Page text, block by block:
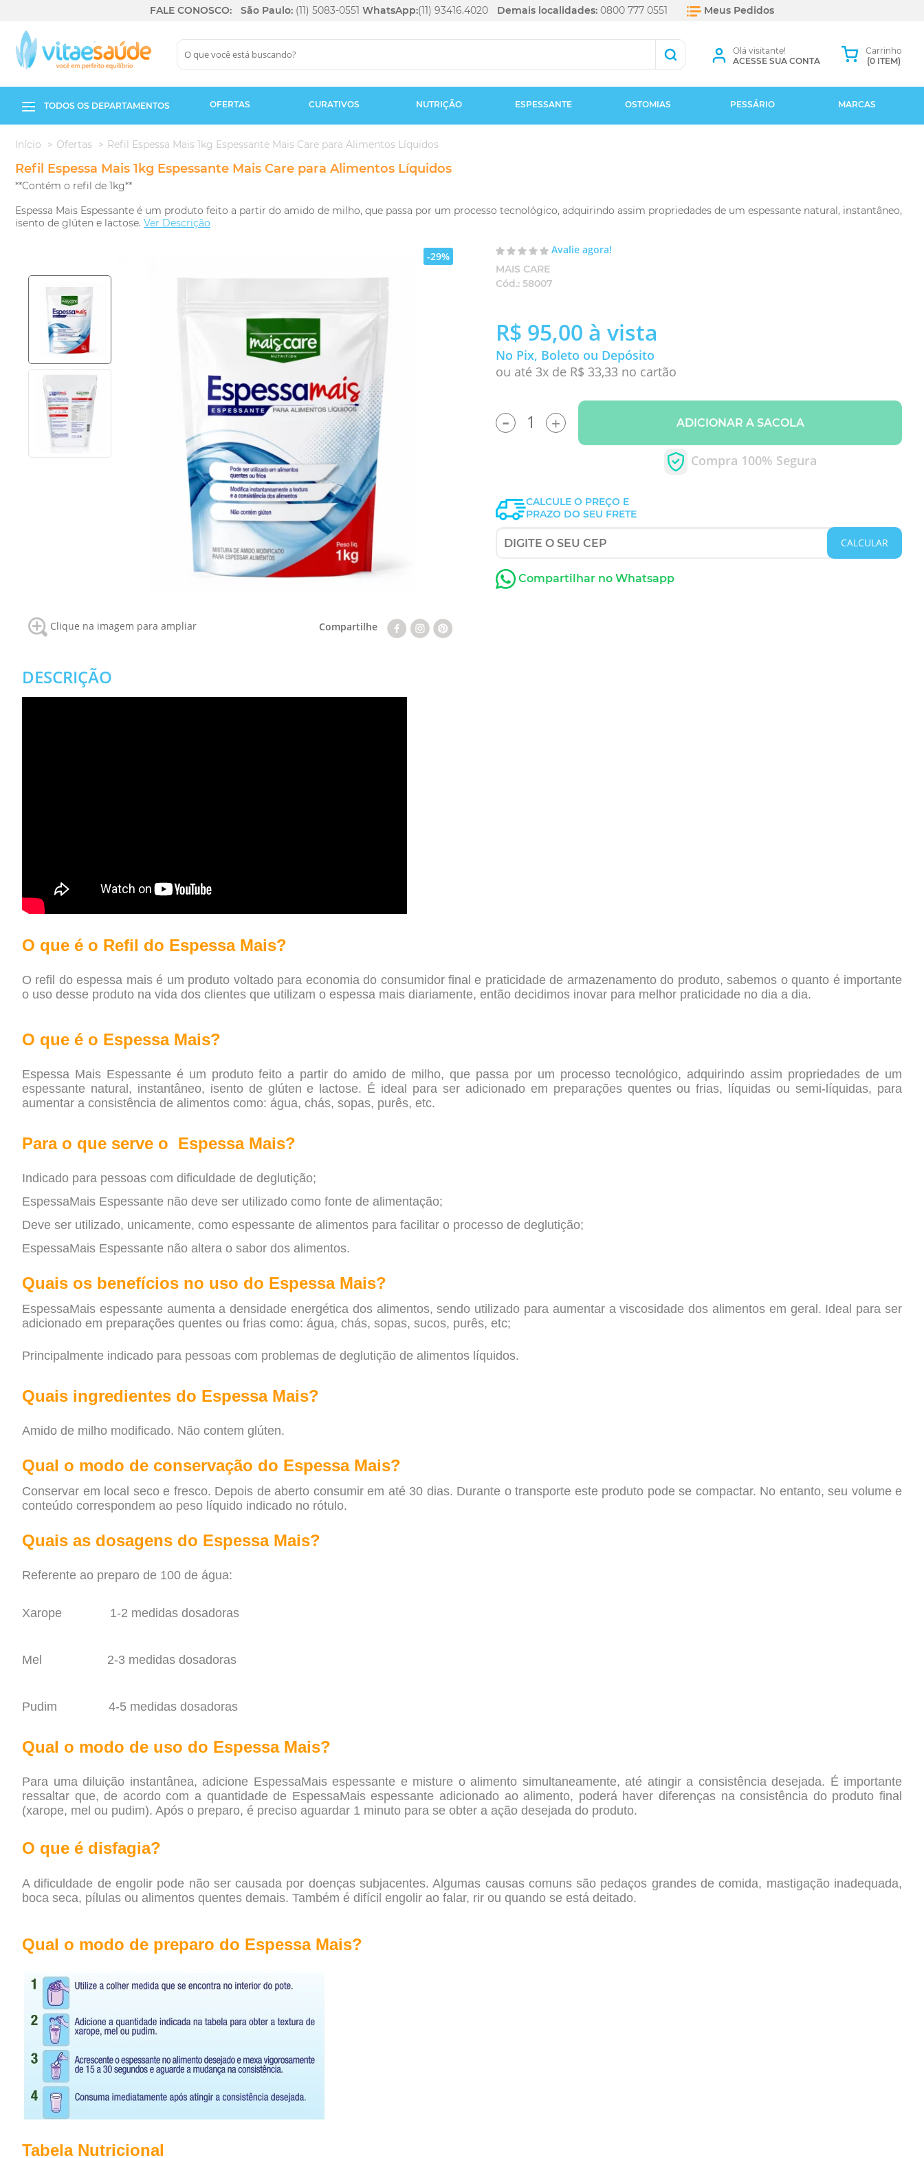
FALE CONOSCO: São Paulo: (11) 5083-0551 WhatsApp:(11) 93416.4020 Demais localidades: 0800 777 0551 Meus Pedidos
Olá visitante!
ACESSE SUA CONTA
Carrinho
(0 ITEM)
TODOS OS DEPARTAMENTOS OFERTAS CURATIVOS NUTRIÇÃO ESPESSANTE OSTOMIAS PESSÁRIO MARCAS
Início Ofertas Refil Espessa Mais 1kg Espessante Mais Care para Alimentos Líquidos
Refil Espessa Mais 1kg Espessante Mais Care para Alimentos Líquidos
**Contém o refil de 1kg**
Espessa Mais Espessante é um produto feito a partir do amido de milho, que passa por um processo tecnológico, adquirindo assim propriedades de um espessante natural, instantâneo,
isento de glúten e lactose. Ver Descrição
-29%
Clique na imagem para ampliar Compartilhe
Avalie agora!
MAIS CARE
Cód.: 58007
R$ 95,00 à vista
No Pix, Boleto ou Depósito
ou até 3x de R$ 33,33 no cartão
- + ADICIONAR A SACOLA
Compra 100% Segura
CALCULE O PREÇO E
PRAZO DO SEU FRETE
CALCULAR
Compartilhar no Whatsapp
DESCRIÇÃO
O que é o Refil do Espessa Mais?
O refil do espessa mais é um produto voltado para economia do consumidor final e praticidade de armazenamento do produto, sabemos o quanto é importante
o uso desse produto na vida dos clientes que utilizam o espessa mais diariamente, então decidimos inovar para melhor praticidade no dia a dia.
O que é o Espessa Mais?
Espessa Mais Espessante é um produto feito a partir do amido de milho, que passa por um processo tecnológico, adquirindo assim propriedades de um
espessante natural, instantâneo, isento de glúten e lactose. É ideal para ser adicionado em preparações quentes ou frias, líquidas ou semi-líquidas, para
aumentar a consistência de alimentos como: água, chás, sopas, purês, etc.
Para o que serve o Espessa Mais?
Indicado para pessoas com dificuldade de deglutição;
EspessaMais Espessante não deve ser utilizado como fonte de alimentação;
Deve ser utilizado, unicamente, como espessante de alimentos para facilitar o processo de deglutição;
EspessaMais Espessante não altera o sabor dos alimentos.
Quais os benefícios no uso do Espessa Mais?
EspessaMais espessante aumenta a densidade energética dos alimentos, sendo utilizado para aumentar a viscosidade dos alimentos em geral. Ideal para ser
adicionado em preparações quentes ou frias como: água, chás, sopas, sucos, purês, etc;
Principalmente indicado para pessoas com problemas de deglutição de alimentos líquidos.
Quais ingredientes do Espessa Mais?
Amido de milho modificado. Não contem glúten.
Qual o modo de conservação do Espessa Mais?
Conservar em local seco e fresco. Depois de aberto consumir em até 30 dias. Durante o transporte este produto pode se compactar. No entanto, seu volume e
conteúdo correspondem ao peso líquido indicado no rótulo.
Quais as dosagens do Espessa Mais?
Referente ao preparo de 100 de água:
Xarope 1-2 medidas dosadoras
Mel 2-3 medidas dosadoras
Pudim 4-5 medidas dosadoras
Qual o modo de uso do Espessa Mais?
Para uma diluição instantânea, adicione EspessaMais espessante e misture o alimento simultaneamente, até atingir a consistência desejada. É importante
ressaltar que, de acordo com a quantidade de EspessaMais espessante adicionado ao alimento, poderá haver diferenças na consistência do produto final
(xarope, mel ou pudim). Após o preparo, é preciso aguardar 1 minuto para se obter a ação desejada do produto.
O que é disfagia?
A dificuldade de engolir pode não ser causada por doenças subjacentes. Algumas causas comuns são pedaços grandes de comida, mastigação inadequada,
boca seca, pílulas ou alimentos quentes demais. Também é difícil engolir ao falar, rir ou quando se está deitado.
Qual o modo de preparo do Espessa Mais?
Tabela Nutricional